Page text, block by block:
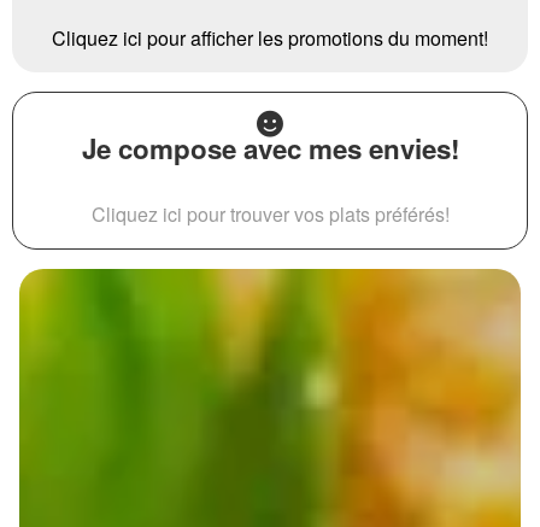
Cliquez ici pour afficher les promotions du moment!
Je compose avec mes envies!
Cliquez ici pour trouver vos plats préférés!